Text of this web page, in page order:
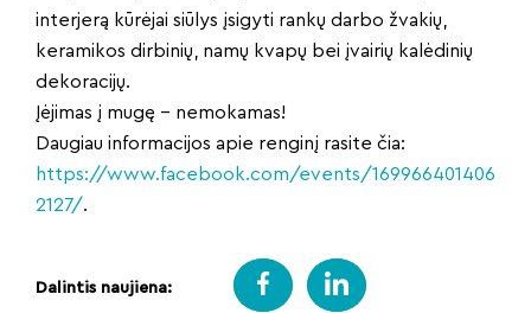
interjerą kūrėjai siūlys įsigyti rankų darbo žvakių,
keramikos dirbinių, namų kvapų bei įvairių kalėdinių
dekoracijų.
Įėjimas į mugę – nemokamas!
Daugiau informacijos apie renginį rasite čia:
https://www.facebook.com/events/169966401406
2127/.
Dalintis naujiena: